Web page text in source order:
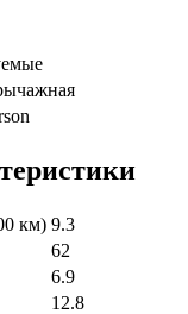
км) 9.3
62
6.9
12.8